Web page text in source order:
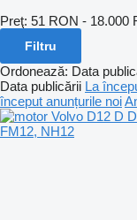
Preţ: 51 RON - 18.000
Filtru
Ordonează: Data
Data publicării La
început anunțurile noi